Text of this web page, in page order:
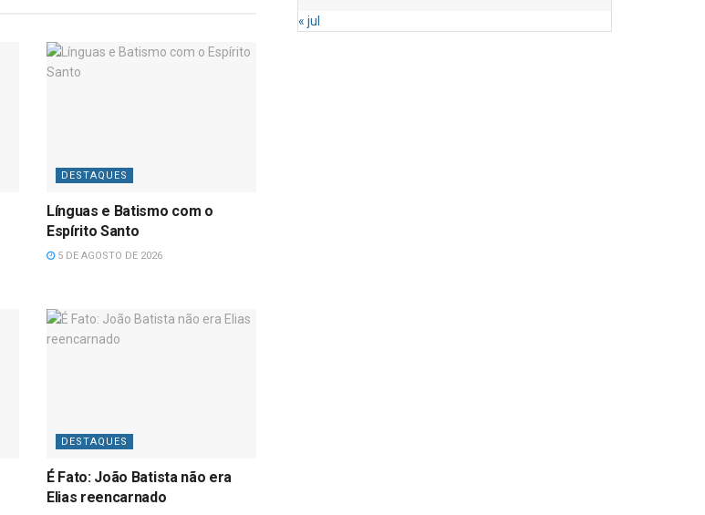
DESTAQUES
Línguas e Batismo com o
Espírito Santo
5 DE AGOSTO DE 2026
DESTAQUES
É Fato: João Batista não era
Elias reencarnado
« jul